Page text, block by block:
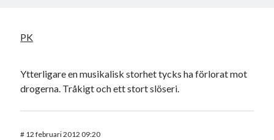
PK
Ytterligare en musikalisk storhet tycks ha förlorat mot
drogerna. Tråkigt och ett stort slöseri.
# 12 februari 2012 09:20